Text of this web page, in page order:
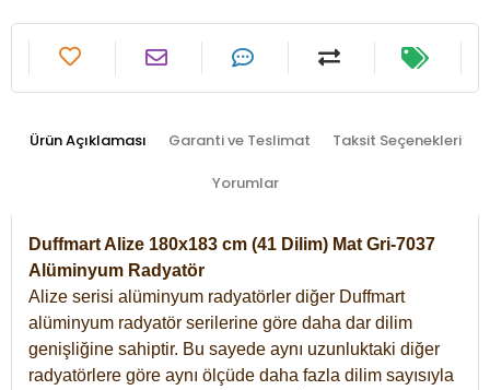
Ürün Açıklaması Garanti ve Teslimat Taksit Seçenekleri
Yorumlar
Duffmart Alize 180x183 cm (41 Dilim) Mat Gri-7037
Alüminyum Radyatör
Alize serisi alüminyum radyatörler diğer Duffmart
alüminyum radyatör serilerine göre daha dar dilim
genişliğine sahiptir. Bu sayede aynı uzunluktaki diğer
radyatörlere göre aynı ölçüde daha fazla dilim sayısıyla